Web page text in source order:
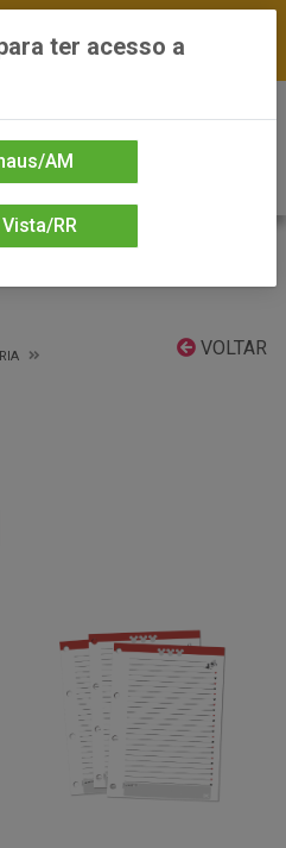
— Entrega em até 24h
VOLTAR
ter acesso a
AM
RR